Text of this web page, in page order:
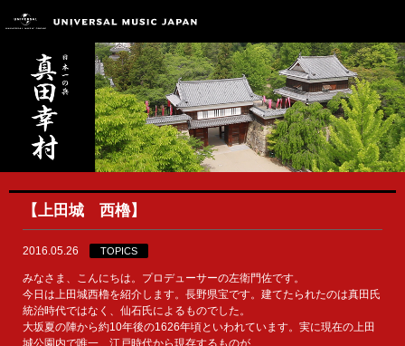
【上田城 西櫓】
2016.05.26 TOPICS
みなさま、こんにちは。プロデューサーの左衛門佐です。
今日は上田城西櫓を紹介します。長野県宝です。建てたられたのは真田氏
統治時代ではなく、仙石氏によるものでした。
大坂夏の陣から約10年後の1626年頃といわれています。実に現在の上田
城公園内で唯一、江戸時代から現存するものが